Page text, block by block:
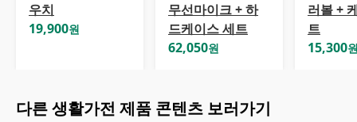
우치
19,900원
무선마이크 + 하
드케이스 세트
62,050원
러볼 +
트
15,300
다른생활가전 제품 콘텐츠 보러가기